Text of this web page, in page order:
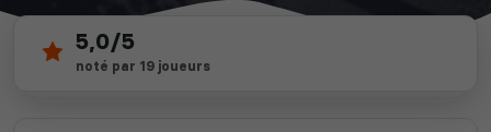
60
serveurs actifs
depuis 2012
5,0/5
noté par 19 joueurs